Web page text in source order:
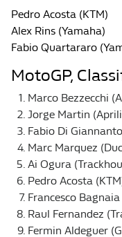
Pedro Acosta (KTM)
Alex Rins (Yamaha)
Fabio Quartararo
MotoGP,
Marco Bezzecchi
Jorge Martin
Fabio Di
Marc Marquez
Ai Ogura
Pedro Acosta
Francesco
Raul Fernandez
Fermin Aldeguer